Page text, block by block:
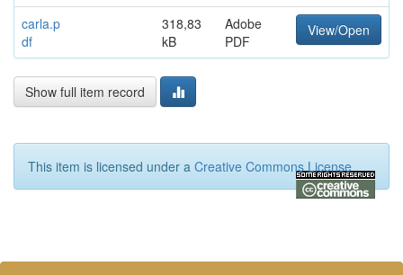
carla.p
df
318,83
kB
Adobe
PDF
View/Open
Show full item record
This item is licensed under a Creative Commons License